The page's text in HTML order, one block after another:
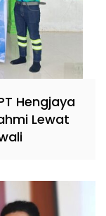
Hengjaya
Lewat